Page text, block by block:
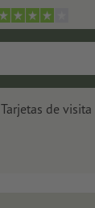
Tarjetas de visita